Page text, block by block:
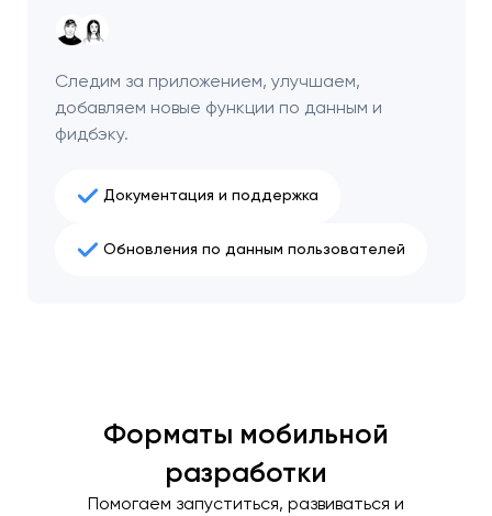
Следим за приложением, улучшаем,
добавляем новые функции по данным и
фидбэку.
Документация и поддержка
Обновления по данным пользователей
Форматы мобильной
разработки
Помогаем запуститься, развиваться и